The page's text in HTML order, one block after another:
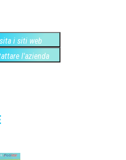
i siti web
l'azienda